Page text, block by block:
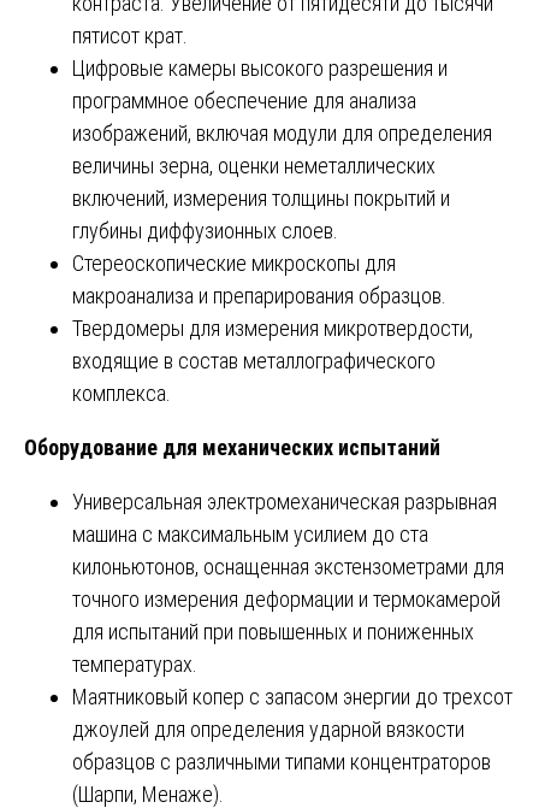
пятисот крат.
Цифровые камеры высокого разрешения и
программное обеспечение для анализа
изображений, включая модули для определения
величины зерна, оценки неметаллических
включений, измерения толщины покрытий и
глубины диффузионных слоев.
Стереоскопические микроскопы для
макроанализа и препарирования образцов.
Твердомеры для измерения микротвердости,
входящие в состав металлографического
комплекса.
Оборудование для механических испытаний
Универсальная электромеханическая разрывная
машина с максимальным усилием до ста
килоньютонов, оснащенная экстензометрами для
точного измерения деформации и термокамерой
для испытаний при повышенных и пониженных
температурах.
Маятниковый копер с запасом энергии до трехсот
джоулей для определения ударной вязкости
образцов с различными типами концентраторов
(Шарпи, Менаже).